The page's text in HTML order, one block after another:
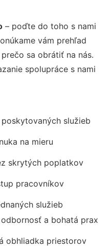
– poďte do toho s nami
vám prehľad
sa obrátiť na nás.
spolupráce s nami
služieb
na mieru
skrytých poplatkov
pracovníkov
služieb
a bohatá prax
obhliadka priestorov